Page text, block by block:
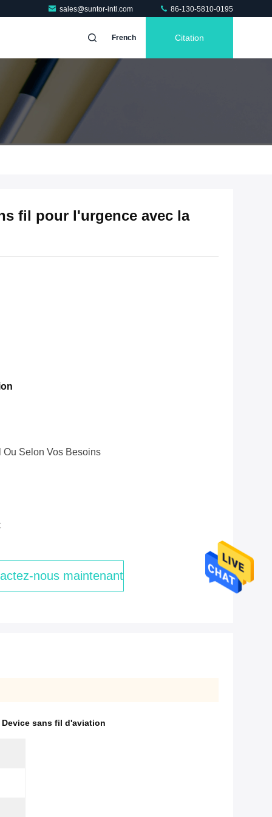
sales@suntor-intl.com 86-130-5810-0195
French Citation
fil pour l'urgence avec la
Ou Selon Vos Besoins
nous maintenant
sans fil d'aviation